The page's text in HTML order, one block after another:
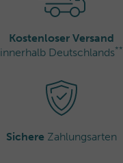
Kostenloser Versand
innerhalb Deutschlands**
Sichere Zahlungsarten